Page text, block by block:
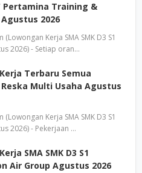
Pertamina Training &
2026
Kerja SMA SMK D3 S1
2026) - Setiap oran…
Terbaru Semua
Reska Multi Usaha Agustus
Kerja SMA SMK D3 S1
2026) - Pekerjaan …
SMA SMK D3 S1
Air Group Agustus 2026